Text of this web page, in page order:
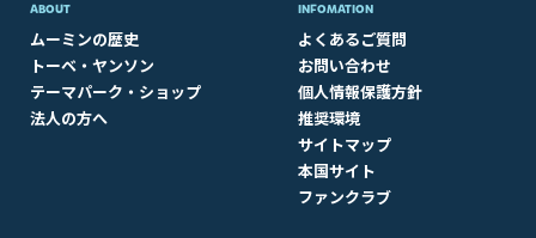
ABOUT​
ムーミンの歴史
トーベ・ヤンソン
テーマパーク・ショップ
法人の方へ
INFOMATION
よくあるご質問
お問い合わせ
個人情報保護方針
推奨環境
サイトマップ
本国サイト
ファンクラブ